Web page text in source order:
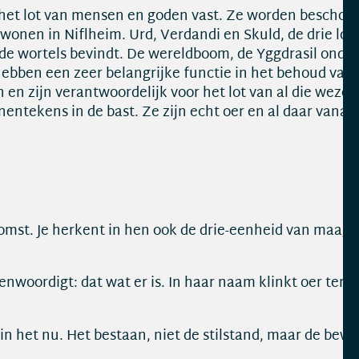
lot van mensen en goden vast. Ze worden
in Niflheim. Urd, Verdandi en Skuld, de drie
wortels bevindt. De wereldboom, de Yggdrasil
een zeer belangrijke functie in het behoud
zijn verantwoordelijk voor het lot van al die
in de bast. Ze zijn echt oer en al daar
Je herkent in hen ook de drie-eenheid van
dat wat er is. In haar naam klinkt oer
het nu. Het bestaan, niet de stilstand, maar de